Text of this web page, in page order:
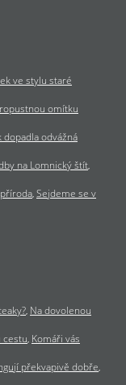
ve stylu staré
omítku
odvážná
na Lomnický štít
Sejdeme se v
Na dovolenou
cestu Komáři vás
překvapivě dobře